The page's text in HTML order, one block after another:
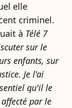
elle
criminel.
à Télé 7
sur le
enfants, sur
Je l'ai
qu'il le
par le